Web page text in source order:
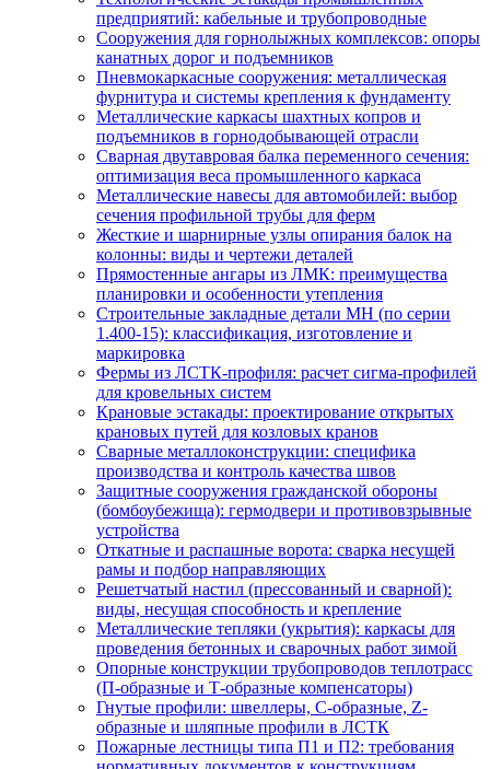
предприятий: кабельные и трубопроводные
Сооружения для горнолыжных комплексов: опоры
канатных дорог и подъемников
Пневмокаркасные сооружения: металлическая
фурнитура и системы крепления к фундаменту
Металлические каркасы шахтных копров и
подъемников в горнодобывающей отрасли
Сварная двутавровая балка переменного сечения:
оптимизация веса промышленного каркаса
Металлические навесы для автомобилей: выбор
сечения профильной трубы для ферм
Жесткие и шарнирные узлы опирания балок на
колонны: виды и чертежи деталей
Прямостенные ангары из ЛМК: преимущества
планировки и особенности утепления
Строительные закладные детали МН (по серии
1.400-15): классификация, изготовление и
маркировка
Фермы из ЛСТК-профиля: расчет сигма-профилей
для кровельных систем
Крановые эстакады: проектирование открытых
крановых путей для козловых кранов
Сварные металлоконструкции: специфика
производства и контроль качества швов
Защитные сооружения гражданской обороны
(бомбоубежища): гермодвери и противовзрывные
устройства
Откатные и распашные ворота: сварка несущей
рамы и подбор направляющих
Решетчатый настил (прессованный и сварной):
виды, несущая способность и крепление
Металлические тепляки (укрытия): каркасы для
проведения бетонных и сварочных работ зимой
Опорные конструкции трубопроводов теплотрасс
(П-образные и Т-образные компенсаторы)
Гнутые профили: швеллеры, С-образные, Z-
образные и шляпные профили в ЛСТК
Пожарные лестницы типа П1 и П2: требования